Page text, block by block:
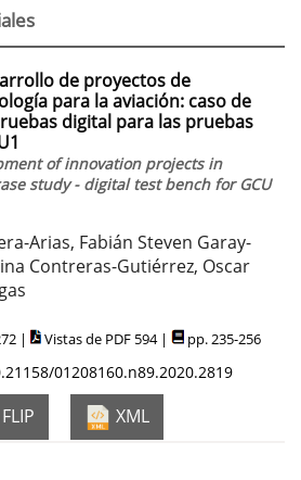
de proyectos de
para la aviación: caso de
digital para las pruebas
of innovation projects in
study - digital test bench for GCU
Arias, Fabián Steven Garay-
Contreras-Gutiérrez, Oscar
| Vistas de PDF 594 | pp. 235-256
01208160.n89.2020.2819
FLIP XML